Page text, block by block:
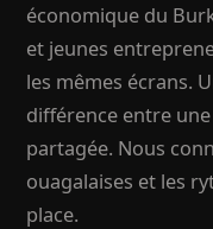
économique du
et jeunes
les mêmes écrans.
différence entre
partagée. Nous
ouagalaises et les
place.